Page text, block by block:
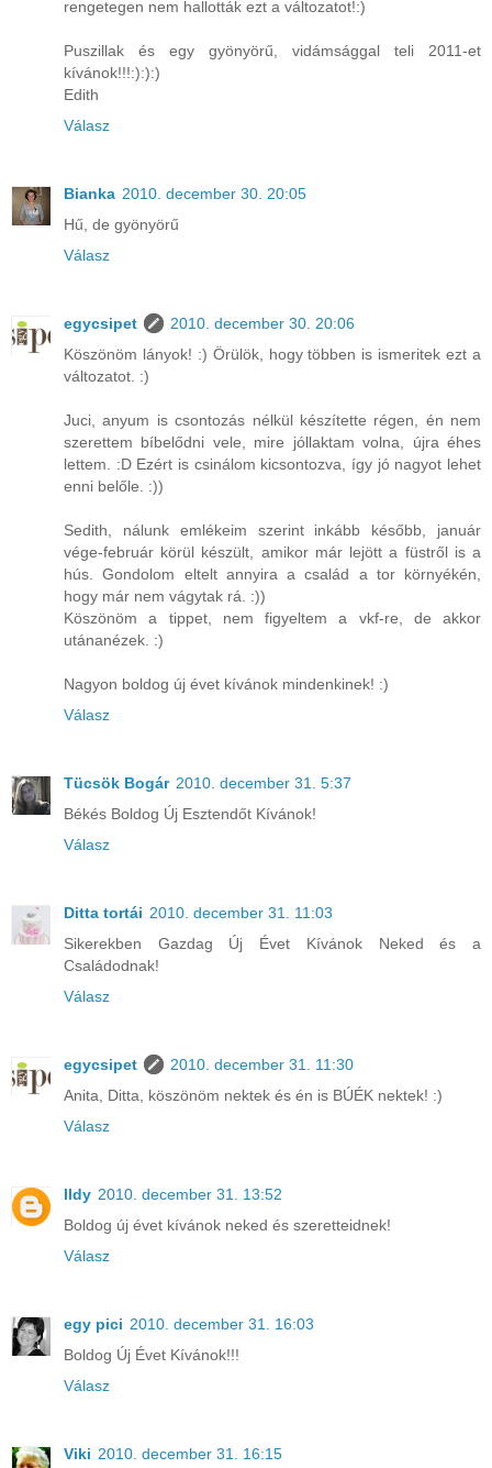
rengetegen nem hallották ezt a változatot!:)
Puszillak és egy gyönyörű, vidámsággal teli 2011-et
kívánok!!!:):):)
Edith
Válasz
Bianka 2010. december 30. 20:05
Hű, de gyönyörű
Válasz
egycsipet
2010. december 30. 20:06
Köszönöm lányok! :) Örülök, hogy többen is ismeritek ezt a
változatot. :)
Juci, anyum is csontozás nélkül készítette régen, én nem
szerettem bíbelődni vele, mire jóllaktam volna, újra éhes
lettem. :D Ezért is csinálom kicsontozva, így jó nagyot lehet
enni belőle. :))
Sedith, nálunk emlékeim szerint inkább később, január
vége-február körül készült, amikor már lejött a füstről is a
hús. Gondolom eltelt annyira a család a tor környékén,
hogy már nem vágytak rá. :))
Köszönöm a tippet, nem figyeltem a vkf-re, de akkor
utánanézek. :)
Nagyon boldog új évet kívánok mindenkinek! :)
Válasz
Tücsök Bogár 2010. december 31. 5:37
Békés Boldog Új Esztendőt Kívánok!
Válasz
Ditta tortái 2010. december 31. 11:03
Sikerekben Gazdag Új Évet Kívánok Neked és a
Családodnak!
Válasz
egycsipet
2010. december 31. 11:30
Anita, Ditta, köszönöm nektek és én is BÚÉK nektek! :)
Válasz
Ildy 2010. december 31. 13:52
Boldog új évet kívánok neked és szeretteidnek!
Válasz
egy pici 2010. december 31. 16:03
Boldog Új Évet Kívánok!!!
Válasz
Viki 2010. december 31. 16:15